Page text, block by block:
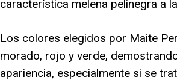
característica melena pelinegra a
Los colores elegidos por Maite
morado, rojo y verde,
apariencia, especialmente si se